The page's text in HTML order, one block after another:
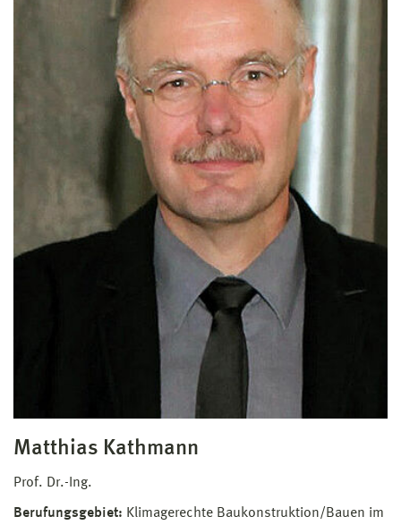
Matthias Kathmann
Prof. Dr.-Ing.
Berufungsgebiet: Klimagerechte Baukonstruktion/Bauen im